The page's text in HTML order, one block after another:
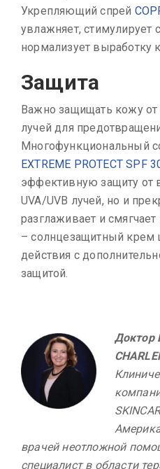
Укрепляющий спрей
увлажняет, стимулирует
нормализует выработку
Защита
Важно защищать кожу
лучей для
Многофункциональный
EXTREME PROTECT SPF
эффективную защиту от
UVA/UVB лучей, но и
разглаживает и смягчает
– солнцезащитный крем
действия с
защитой.
Доктор
врачей неотложной
специалист в области